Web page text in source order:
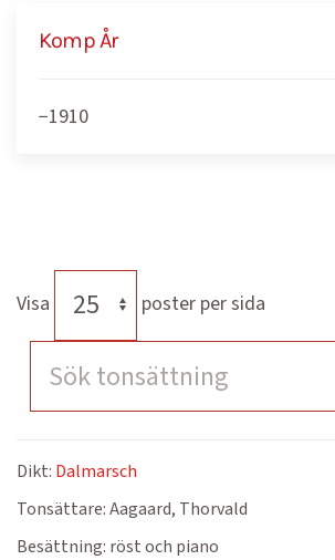
Komp År
−1910
Visa poster per sida
Dikt: Dalmarsch
Tonsättare:Aagaard, Thorvald
Besättning: röst och piano